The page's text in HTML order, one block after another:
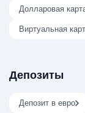
Долларовая
Виртуальная
Депозиты
Депозит в евро